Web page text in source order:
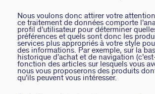
Nous voulons donc attirer votre
ce traitement de données comporte
profil d’utilisateur pour déterminer
préférences et quels sont donc les
services plus appropriés à votre style
des informations. Par exemple, sur la
historique d’achat et de navigation
fonction des articles sur lesquels vous
nous vous proposerons des produits
qu’ils peuvent vous intéresser.